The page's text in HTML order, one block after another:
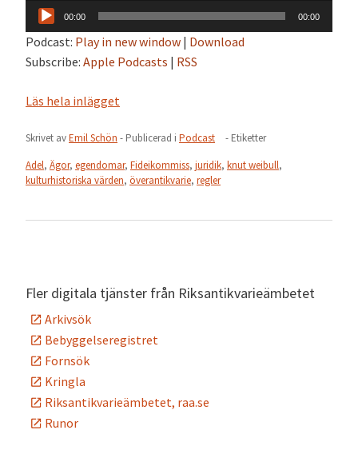
Ljudspelare
00:00 00:00
Podcast: Play in new window | Download
Subscribe: Apple Podcasts | RSS
Läs hela inlägget
Skrivet avEmil Schön - Publicerad i Podcast
- Etiketter
Adel, Ägor, egendomar, Fideikommiss, juridik, knut weibull,
kulturhistoriska värden, överantikvarie, regler
Fler digitala tjänster från Riksantikvarieämbetet
Arkivsök
Bebyggelseregistret
Fornsök
Kringla
Riksantikvarieämbetet, raa.se
Runor